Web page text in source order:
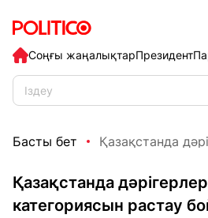
Соңғы жаңалықтарПрезидент
Басты бет Қазақстанда
Қазақстанда
категориясын растау